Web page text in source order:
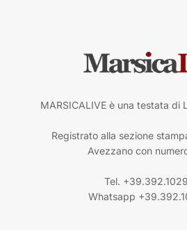
MARSICALIVE è una testata di
Registrato alla sezione
Avezzano con
Tel.
Whatsapp